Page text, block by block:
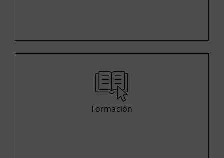
Formación